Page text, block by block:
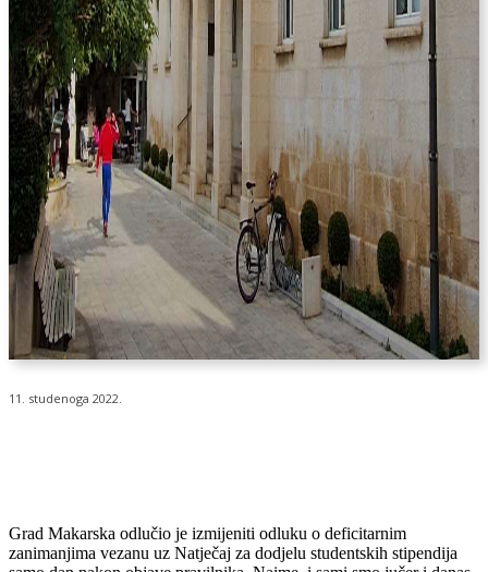
11. studenoga 2022.
Grad Makarska odlučio je izmijeniti odluku o deficitarnim
zanimanjima vezanu uz Natječaj za dodjelu studentskih stipendija